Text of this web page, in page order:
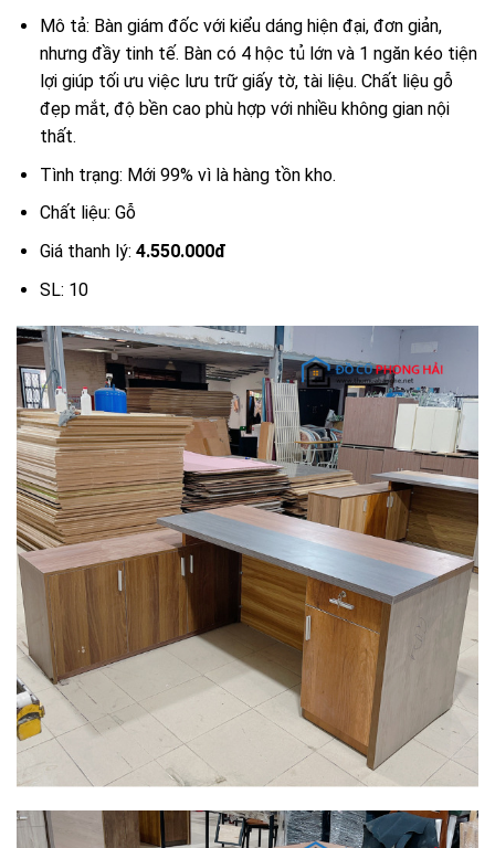
Mô tả: Bàn giám đốc với kiểu dáng hiện đại, đơn giản,
nhưng đầy tinh tế. Bàn có 4 hộc tủ lớn và 1 ngăn kéo tiện
lợi giúp tối ưu việc lưu trữ giấy tờ, tài liệu. Chất liệu gỗ
đẹp mắt, độ bền cao phù hợp với nhiều không gian nội
thất.
Tình trạng: Mới 99% vì là hàng tồn kho.
Chất liệu: Gỗ
Giá thanh lý: 4.550.000đ
SL: 10